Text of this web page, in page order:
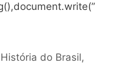
História do Brasil,